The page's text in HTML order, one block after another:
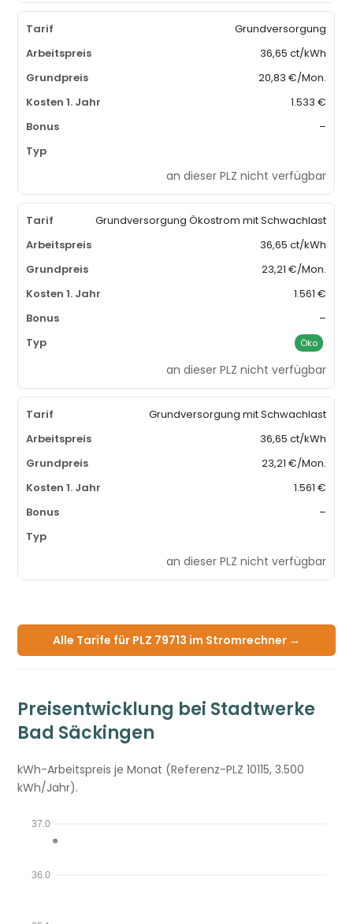
Grundversorgung
36,65 ct/kWh
20,83 €/Mon.
1.533 €
–
an dieser PLZ nicht verfügbar
Grundversorgung Ökostrom mit Schwachlast
36,65 ct/kWh
23,21 €/Mon.
1.561 €
–
Öko
an dieser PLZ nicht verfügbar
Grundversorgung mit Schwachlast
36,65 ct/kWh
23,21 €/Mon.
1.561 €
–
an dieser PLZ nicht verfügbar
Alle Tarife für PLZ 79713 im Stromrechner →
Preisentwicklung bei Stadtwerke
Bad Säckingen
kWh-Arbeitspreis je Monat (Referenz-PLZ 10115, 3.500
kWh/Jahr).